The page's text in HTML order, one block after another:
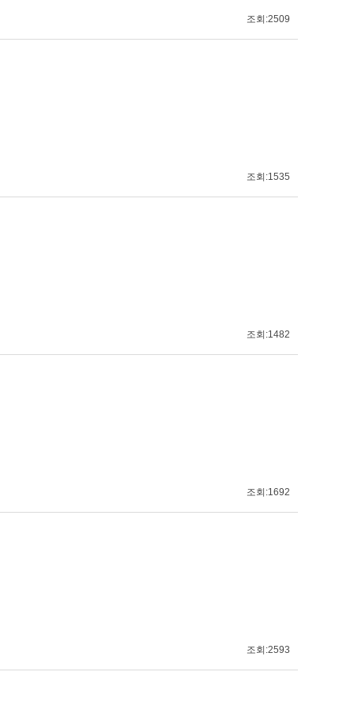
조회:2509
조회:1535
조회:1482
조회:1692
조회:2593